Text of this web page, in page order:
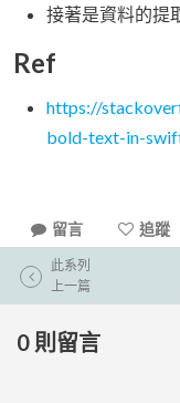
接著是資料的提
Ref
https://
bold-text-in-
留言 追蹤
此系列
上一篇
0 則留言